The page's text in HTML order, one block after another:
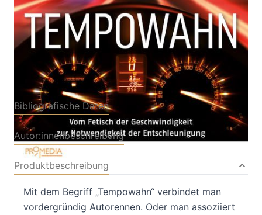
Verlag: Promedia 01.03.2021
Buch 184 Seiten
Paperback
ISBN: 978-3-85371-
Bibliografische Daten
Autor:innenbeschreibung
Produktbeschreibung
Mit dem Begriff „Tempowahn“ verbindet man
vordergründig Autorennen. Oder man assoziiert